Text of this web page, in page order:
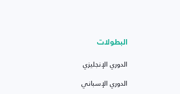
البطولات
الدوري الإنجليزي
الدوري الإسباني